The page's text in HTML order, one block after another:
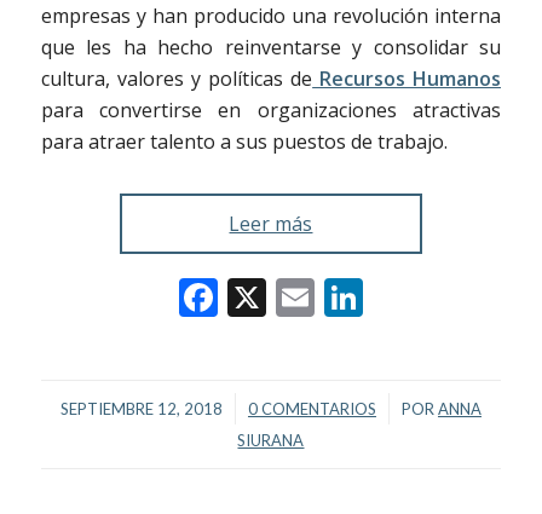
empresas y han producido una revolución interna
que les ha hecho reinventarse y consolidar su
cultura, valores y políticas de Recursos Humanos
para convertirse en organizaciones atractivas
para atraer talento a sus puestos de trabajo.
Leer más
Facebook
X EmailLinkedIn
SEPTIEMBRE 12, 2018
/ 0 COMENTARIOS
/ PORANNA
SIURANA